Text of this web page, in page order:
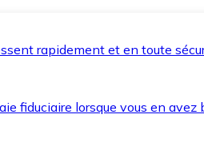
rapidement et en toute
fiduciaire lorsque vous en avez